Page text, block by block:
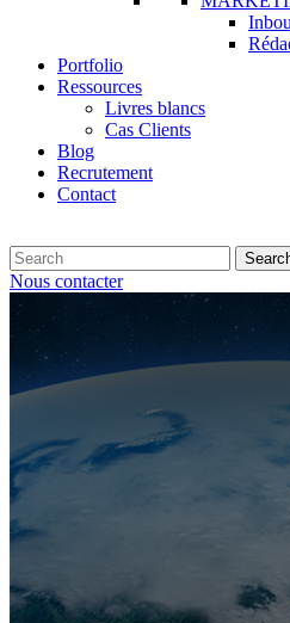
Portfolio
Ressources
Livres blancs
Cas Clients
Blog
Recrutement
Contact
Nous contacter